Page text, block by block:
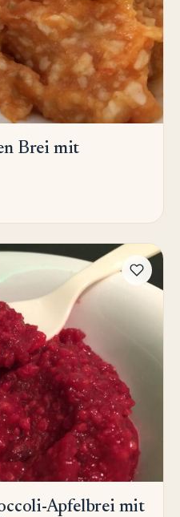
Brei mit
Apfelbrei mit